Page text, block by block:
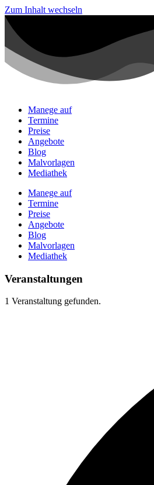
Zum Inhalt wechseln
Manege auf
Termine
Preise
Angebote
Blog
Malvorlagen
Mediathek
Manege auf
Termine
Preise
Angebote
Blog
Malvorlagen
Mediathek
Veranstaltungen
1 Veranstaltung gefunden.